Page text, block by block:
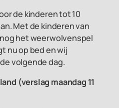
de kinderen tot 10
Met de kinderen van
het weerwolvenspel
nu op bed en wij
volgende dag.
(verslag maandag 11